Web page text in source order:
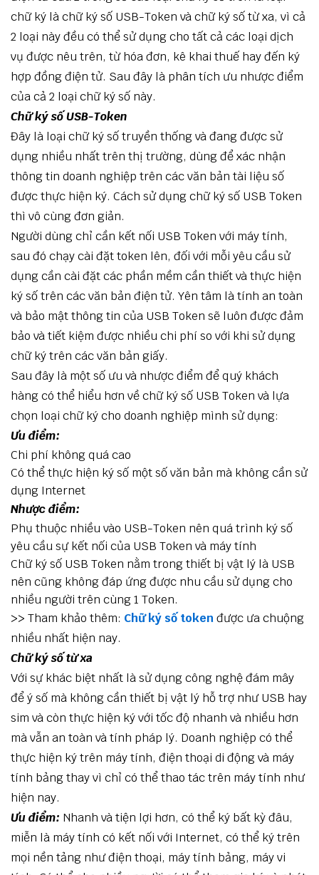
chữ ký là chữ ký số USB-Token và chữ ký số từ xa, vì cả
2 loại này đều có thể sử dụng cho tất cả các loại dịch
vụ được nêu trên, từ hóa đơn, kê khai thuế hay đến ký
hợp đồng điện tử. Sau đây là phân tích ưu nhược điểm
của cả 2 loại chữ ký số này.
Chữ ký số USB-Token
Đây là loại chữ ký số truyền thống và đang được sử
dụng nhiều nhất trên thị trường, dùng để xác nhận
thông tin doanh nghiệp trên các văn bản tài liệu số
được thực hiện ký. Cách sử dụng chữ ký số USB Token
thì vô cùng đơn giản.
Người dùng chỉ cần kết nối USB Token với máy tính,
sau đó chạy cài đặt token lên, đối với mỗi yêu cầu sử
dụng cần cài đặt các phần mềm cần thiết và thực hiện
ký số trên các văn bản điện tử. Yên tâm là tính an toàn
và bảo mật thông tin của USB Token sẽ luôn được đảm
bảo và tiết kiệm được nhiều chi phí so với khi sử dụng
chữ ký trên các văn bản giấy.
Sau đây là một số ưu và nhược điểm để quý khách
hàng có thể hiểu hơn về chữ ký số USB Token và lựa
chọn loại chữ ký cho doanh nghiệp mình sử dụng:
Ưu điểm:
Chi phí không quá cao
Có thể thực hiện ký số một số văn bản mà không cần sử
dụng Internet
Nhược điểm:
Phụ thuộc nhiều vào USB-Token nên quá trình ký số
yêu cầu sự kết nối của USB Token và máy tính
Chữ ký số USB Token nằm trong thiết bị vật lý là USB
nên cũng không đáp ứng được nhu cầu sử dụng cho
nhiều người trên cùng 1 Token.
>> Tham khảo thêm: Chữ ký số tokenđược ưa chuộng
nhiều nhất hiện nay.
Chữ ký số từ xa
Với sự khác biệt nhất là sử dụng công nghệ đám mây
để ý số mà không cần thiết bị vật lý hỗ trợ như USB hay
sim và còn thực hiện ký với tốc độ nhanh và nhiều hơn
mà vẫn an toàn và tính pháp lý. Doanh nghiệp có thể
thực hiện ký trên máy tính, điện thoại di động và máy
tính bảng thay vì chỉ có thể thao tác trên máy tính như
hiện nay.
Ưu điểm: Nhanh và tiện lợi hơn, có thể ký bất kỳ đâu,
miễn là máy tính có kết nối với Internet, có thể ký trên
mọi nền tảng như điện thoại, máy tính bảng, máy vi